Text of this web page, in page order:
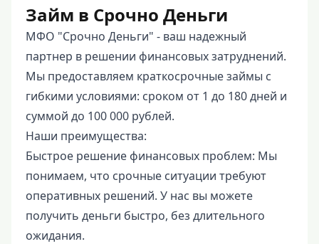
Займ в Срочно Деньги
МФО "Срочно Деньги" - ваш надежный
партнер в решении финансовых затруднений.
Мы предоставляем краткосрочные займы с
гибкими условиями: сроком от 1 до 180 дней и
суммой до 100 000 рублей.
Наши преимущества:
Быстрое решение финансовых проблем: Мы
понимаем, что срочные ситуации требуют
оперативных решений. У нас вы можете
получить деньги быстро, без длительного
ожидания.